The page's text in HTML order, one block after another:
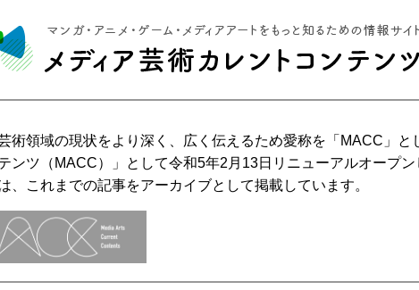
術領域の現状をより深く、広く伝えるため愛称を「MACC」
ンツ（MACC）」として令和5年2月13日リニューアルオープン
、これまでの記事をアーカイブとして掲載しています。